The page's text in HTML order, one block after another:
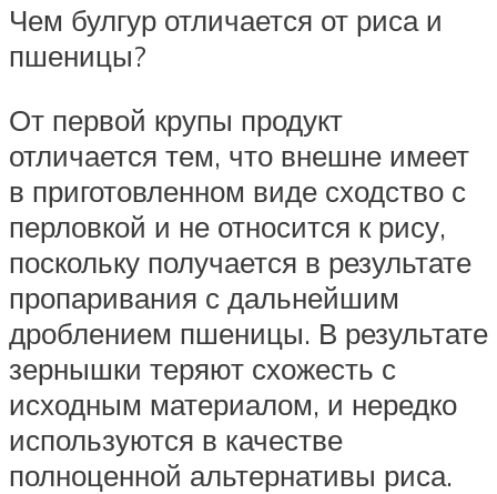
Чем булгур отличается от риса и
пшеницы?
От первой крупы продукт
отличается тем, что внешне имеет
в приготовленном виде сходство с
перловкой и не относится к рису,
поскольку получается в результате
пропаривания с дальнейшим
дроблением пшеницы. В результате
зернышки теряют схожесть с
исходным материалом, и нередко
используются в качестве
полноценной альтернативы риса.